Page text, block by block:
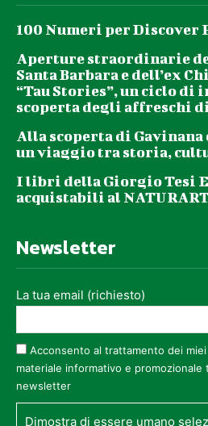
100 Numeri per Discover
Aperture straordinarie
Santa Barbara e dell’ex
“Tau Stories”, un ciclo di
scoperta degli affreschi
Alla scoperta di Gavinana
un viaggio tra storia,
I libri della Giorgio Tesi
acquistabili al
Newsletter
La tua email (richiesto)
Acconsento al trattamento dei
materiale informativo e promozionale
newsletter
Dimostra di essere umano